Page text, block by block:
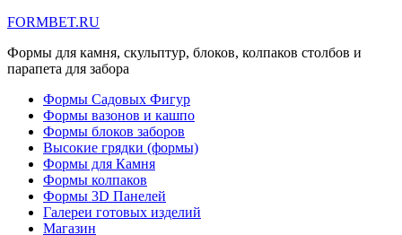
FORMBET.RU
Формы для камня, скульптур, блоков, колпаков столбов и
парапета для забора
Формы Садовых Фигур
Формы вазонов и кашпо
Формы блоков заборов
Высокие грядки (формы)
Формы для Камня
Формы колпаков
Формы 3D Панелей
Галереи готовых изделий
Магазин